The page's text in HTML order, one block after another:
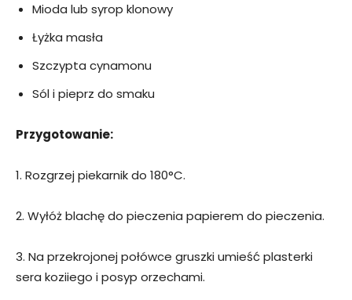
Mioda lub syrop klonowy
Łyżka masła
Szczypta cynamonu
Sól i pieprz do smaku
Przygotowanie:
1. Rozgrzej piekarnik do 180°C.
2. Wyłóż blachę do pieczenia papierem do pieczenia.
3. Na przekrojonej połówce gruszki umieść plasterki
sera koziiego i posyp orzechami.